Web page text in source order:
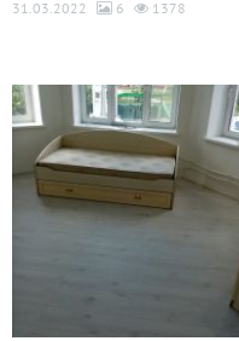
31.03.2022 6 1378